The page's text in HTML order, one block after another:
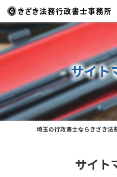
サイト
埼玉の行政書士ならきざき法
サイト